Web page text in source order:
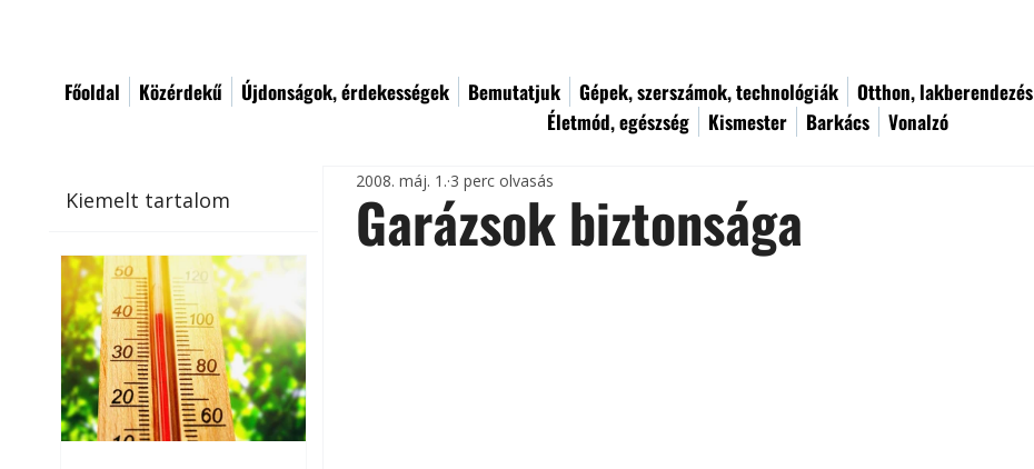
Főoldal Közérdekű Újdonságok, érdekességek Bemutatjuk Gépek, szerszámok, technológiák Otthon, lakberendezés
Életmód, egészség
Kismester Barkács Vonalzó
Kiemelt tartalom Garázsok biztonsága
2008. máj. 1. 3 perc olvasás